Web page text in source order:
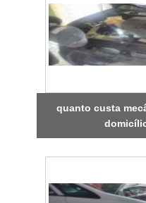
quanto custa